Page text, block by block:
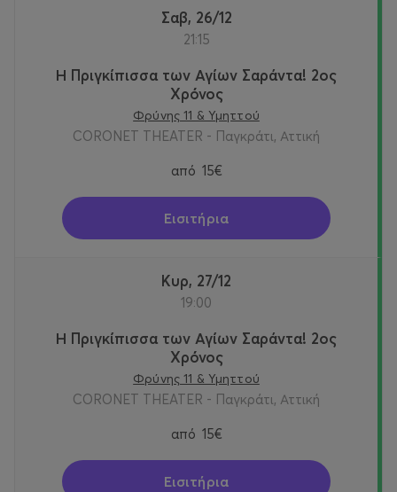
Σαβ, 26/12
21:15
Η Πριγκίπισσα των Αγίων Σαράντα! 2oς
Χρόνος
Φρύνης 11 & Υμηττού
CORONET THEATER - Παγκράτι, Αττική
από 15€
Εισιτήρια
Κυρ, 27/12
19:00
Η Πριγκίπισσα των Αγίων Σαράντα! 2oς
Χρόνος
Φρύνης 11 & Υμηττού
CORONET THEATER - Παγκράτι, Αττική
από 15€
Εισιτήρια